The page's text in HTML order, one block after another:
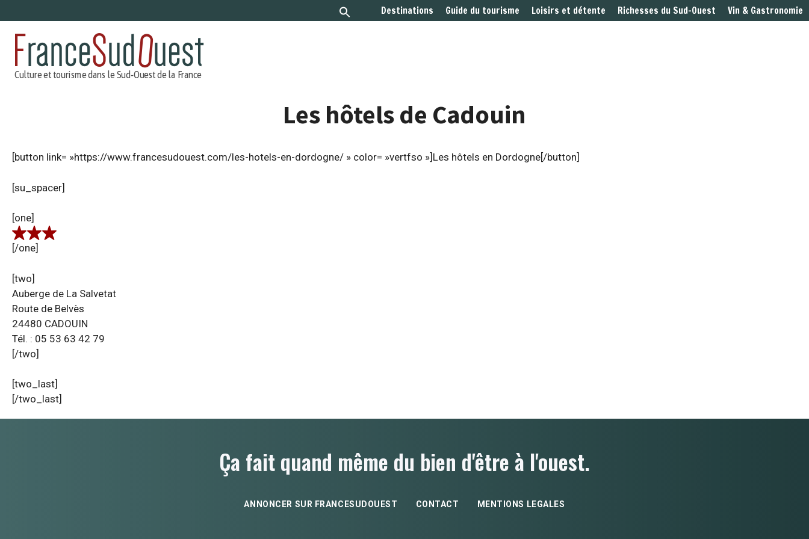
au
contenu
Destinations Guide du tourisme Loisirs et détente Richesses du Sud-Ouest Vin & Gastronomie
Les hôtels de Cadouin
[button link= »https://www.francesudouest.com/les-hotels-en-dordogne/ » color= »vertfso »]Les hôtels en Dordogne[/button]
[su_spacer]
[one]
[/one]
[two]
Auberge de La Salvetat
Route de Belvès
24480 CADOUIN
Tél. : 05 53 63 42 79
[/two]
[two_last]
[/two_last]
Ça fait quand même du bien d'être à l'ouest.
ANNONCER SUR FRANCESUDOUEST CONTACT MENTIONS LEGALES